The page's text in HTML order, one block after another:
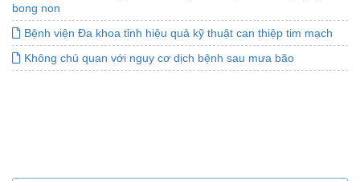
bong non
Bệnh viện Đa khoa tỉnh hiệu quả kỹ thuật can thiệp tim mạch
Không chủ quan với nguy cơ dịch bệnh sau mưa bão